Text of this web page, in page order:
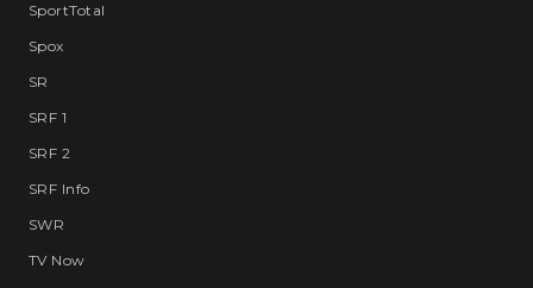
SportTotal
Spox
SR
SRF 1
SRF 2
SRF Info
SWR
TV Now